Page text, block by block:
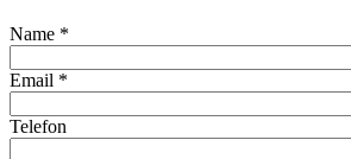
Name *
Email *
Telefon